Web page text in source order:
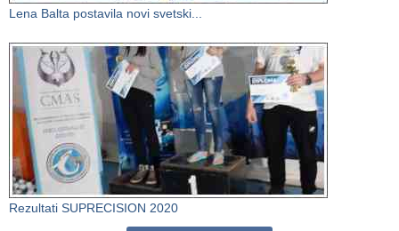
Lena Balta postavila novi svetski...
Rezultati SUPRECISION 2020